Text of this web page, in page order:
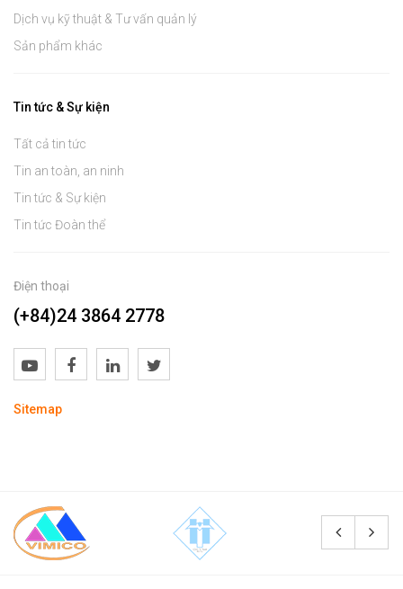
Dịch vụ kỹ thuật & Tư vấn quản lý
Sản phẩm khác
Tin tức & Sự kiện
Tất cả tin tức
Tin an toàn, an ninh
Tin tức & Sự kiện
Tin tức Đoàn thể
Điện thoại
(+84)24 3864 2778
Sitemap